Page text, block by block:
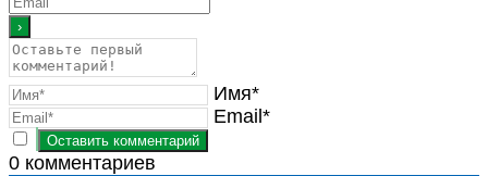
Имя*
Email*
0 комментариев